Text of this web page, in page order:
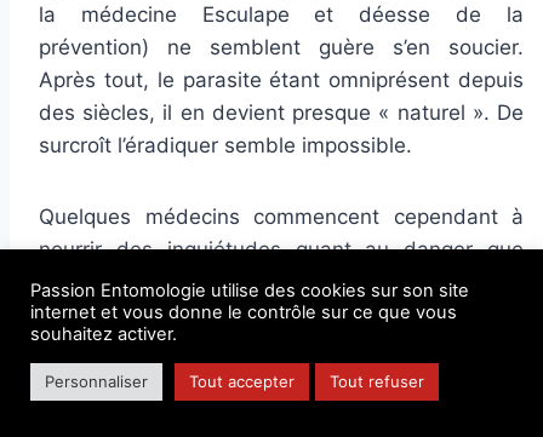
la médecine Esculape et déesse de la
prévention) ne semblent guère s’en soucier.
Après tout, le parasite étant omniprésent depuis
des siècles, il en devient presque « naturel ». De
surcroît l’éradiquer semble impossible.
Quelques médecins commencent cependant à
nourrir des inquiétudes quant au danger que
peuvent représenter les punaises de lit sur le
plan sanitaire (figure 6).
On peut ainsi lire dans le numéro 9 du journal
niçoisLa Cliniquedu 1er juillet 1892 :« Un sujet
Passion Entomologie utilise des cookies sur son site
internet et vous donne le contrôle sur ce que vous
souhaitez activer.
Personnaliser Tout accepter Tout refuser